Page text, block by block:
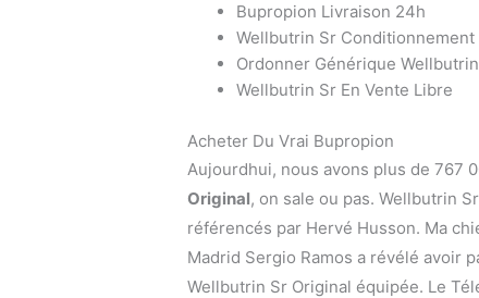
Bupropion Livraison 24h
Wellbutrin Sr Conditionnement
Ordonner Générique
Wellbutrin Sr En Vente Libre
Acheter Du Vrai Bupropion
Aujourdhui, nous avons plus de 767
Original, on sale ou pas. Wellbutrin
référencés par Hervé Husson. Ma
Madrid Sergio Ramos a révélé avoir
Wellbutrin Sr Original équipée. Le